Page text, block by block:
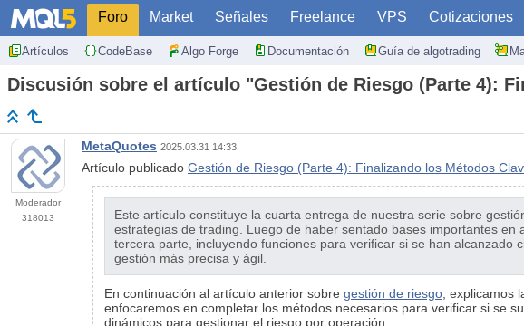
Foro Market Señales Freelance VPS Cotizaciones
Artículos CodeBase Algo Forge Documentación Guía de algotrading
Discusión sobre el artículo "Gestión de Riesgo (Parte 4):
Moderador
318013
MetaQuotes 2025.03.31 14:33
Artículo publicado Gestión de Riesgo (Parte 4): Finalizando los Métodos
Este artículo constituye la cuarta entrega de nuestra serie sobre
estrategias de trading. Luego de haber sentado bases importantes
tercera parte, incluyendo funciones para verificar si se han
gestión más precisa y ágil.
En continuación al artículo anterior sobre gestión de riesgo, explicamos
enfocaremos en completar los métodos necesarios para verificar si se
dinámicos para gestionar el riesgo por operación.